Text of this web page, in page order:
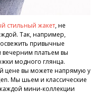
стильный жакет, не
Так, например,
привычные
платьем вы
модного глянца.
цене вы можете напрямую у
Мы шьем и классические
мини-коллекции